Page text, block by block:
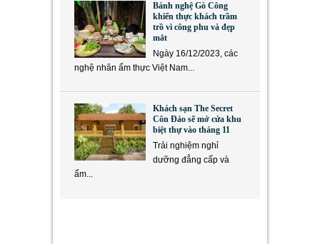
Bánh nghệ Gò Công
khiến thực khách trầm
trồ vì công phu và đẹp
mắt
Ngày 16/12/2023, các
nghệ nhân ẩm thực Việt Nam...
Khách sạn The Secret
Côn Đảo sẽ mở cửa khu
biệt thự vào tháng 11
Trải nghiệm nghỉ
dưỡng đẳng cấp và
ẩm...